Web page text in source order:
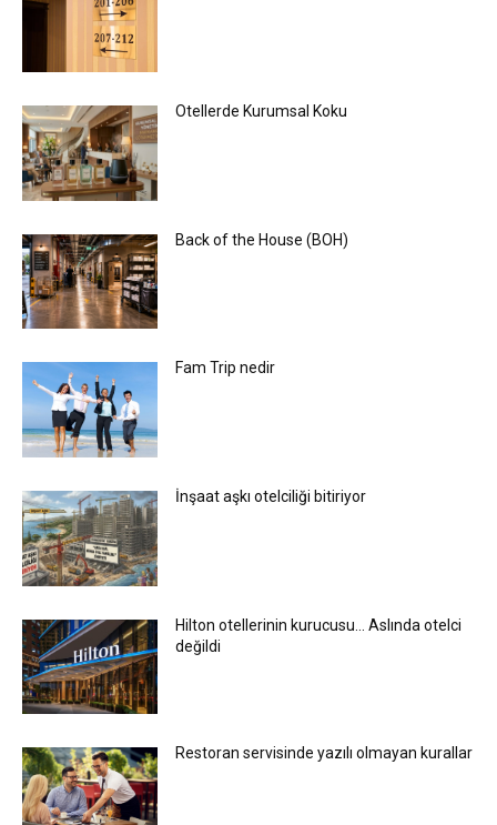
Otellerde Kurumsal Koku
Back of the House (BOH)
Fam Trip nedir
İnşaat aşkı otelciliği bitiriyor
Hilton otellerinin kurucusu… Aslında otelci
değildi
Restoran servisinde yazılı olmayan kurallar